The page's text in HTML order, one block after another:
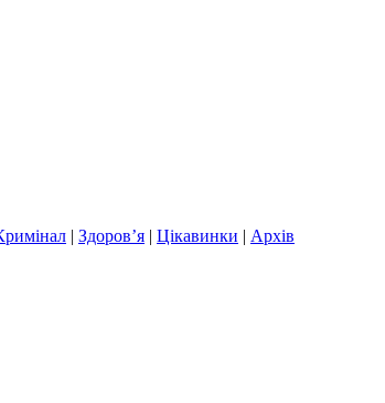
| Здоров’я | Цікавинки | Архів